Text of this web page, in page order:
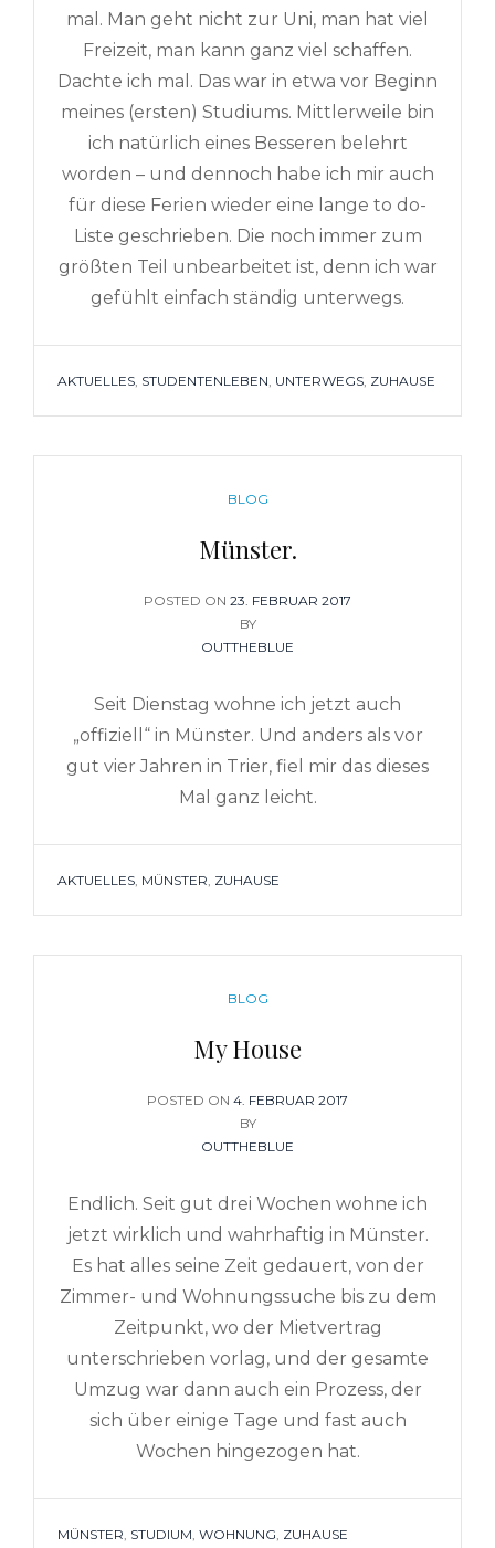
mal. Man geht nicht zur Uni, man hat viel
Freizeit, man kann ganz viel schaffen.
Dachte ich mal. Das war in etwa vor Beginn
meines (ersten) Studiums. Mittlerweile bin
ich natürlich eines Besseren belehrt
worden – und dennoch habe ich mir auch
für diese Ferien wieder eine lange to do-
Liste geschrieben. Die noch immer zum
größten Teil unbearbeitet ist, denn ich war
gefühlt einfach ständig unterwegs.
TAGS
AKTUELLES STUDENTENLEBEN UNTERWEGS ZUHAUSE
CATEGORIES
BLOG
Münster.
POSTED ON POSTED
ON
23. FEBRUAR 2017
BY
OUTTHEBLUE
Seit Dienstag wohne ich jetzt auch
„offiziell“ in Münster. Und anders als vor
gut vier Jahren in Trier, fiel mir das dieses
Mal ganz leicht.
TAGS
AKTUELLES MÜNSTER ZUHAUSE
CATEGORIES
BLOG
My House
POSTED ON POSTED
ON
4. FEBRUAR 2017
BY
OUTTHEBLUE
Endlich. Seit gut drei Wochen wohne ich
jetzt wirklich und wahrhaftig in Münster.
Es hat alles seine Zeit gedauert, von der
Zimmer- und Wohnungssuche bis zu dem
Zeitpunkt, wo der Mietvertrag
unterschrieben vorlag, und der gesamte
Umzug war dann auch ein Prozess, der
sich über einige Tage und fast auch
Wochen hingezogen hat.
TAGS
MÜNSTER STUDIUM WOHNUNG ZUHAUSE